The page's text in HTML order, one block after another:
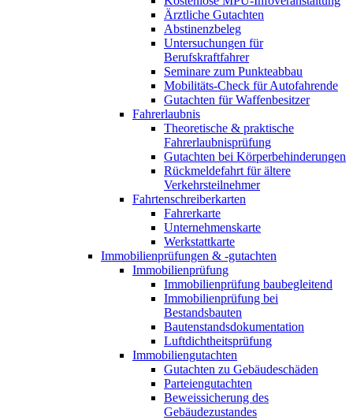
Ärztliche Gutachten
Abstinenzbeleg
Untersuchungen für
Berufskraftfahrer
Seminare zum Punkteabbau
Mobilitäts-Check für Autofahrende
Gutachten für Waffenbesitzer
Fahrerlaubnis
Theoretische & praktische
Fahrerlaubnisprüfung
Gutachten bei Körperbehinderungen
Rückmeldefahrt für ältere
Verkehrsteilnehmer
Fahrtenschreiberkarten
Fahrerkarte
Unternehmenskarte
Werkstattkarte
Immobilienprüfungen & -gutachten
Immobilienprüfung
Immobilienprüfung baubegleitend
Immobilienprüfung bei
Bestandsbauten
Bautenstandsdokumentation
Luftdichtheitsprüfung
Immobiliengutachten
Gutachten zu Gebäudeschäden
Parteiengutachten
Beweissicherung des
Gebäudezustandes